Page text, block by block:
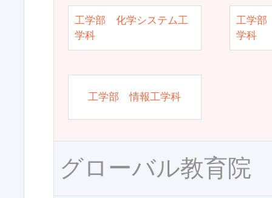
工学部 化学システム工
学科
工学部
学科
工学部 情報工学科
グローバル教育院